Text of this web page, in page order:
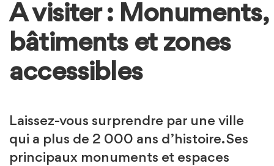
A visiter : Monuments,
bâtiments et zones
accessibles
Informations
sur
Laissez-vous surprendre par une ville
qui a plus de 2 000 ans d’histoire. Ses
principaux monuments et espaces